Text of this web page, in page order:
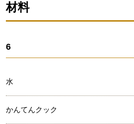
材料
6
水
かんてんクック